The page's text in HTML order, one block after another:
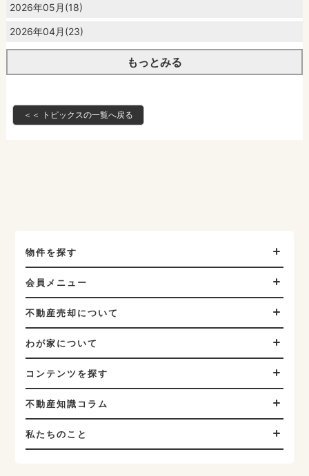
2026年05月(18)
2026年04月(23)
もっとみる
＜＜ トピックスの一覧へ戻る
物件を探す
会員メニュー
不動産売却について
わが家について
コンテンツを探す
不動産知識コラム
私たちのこと